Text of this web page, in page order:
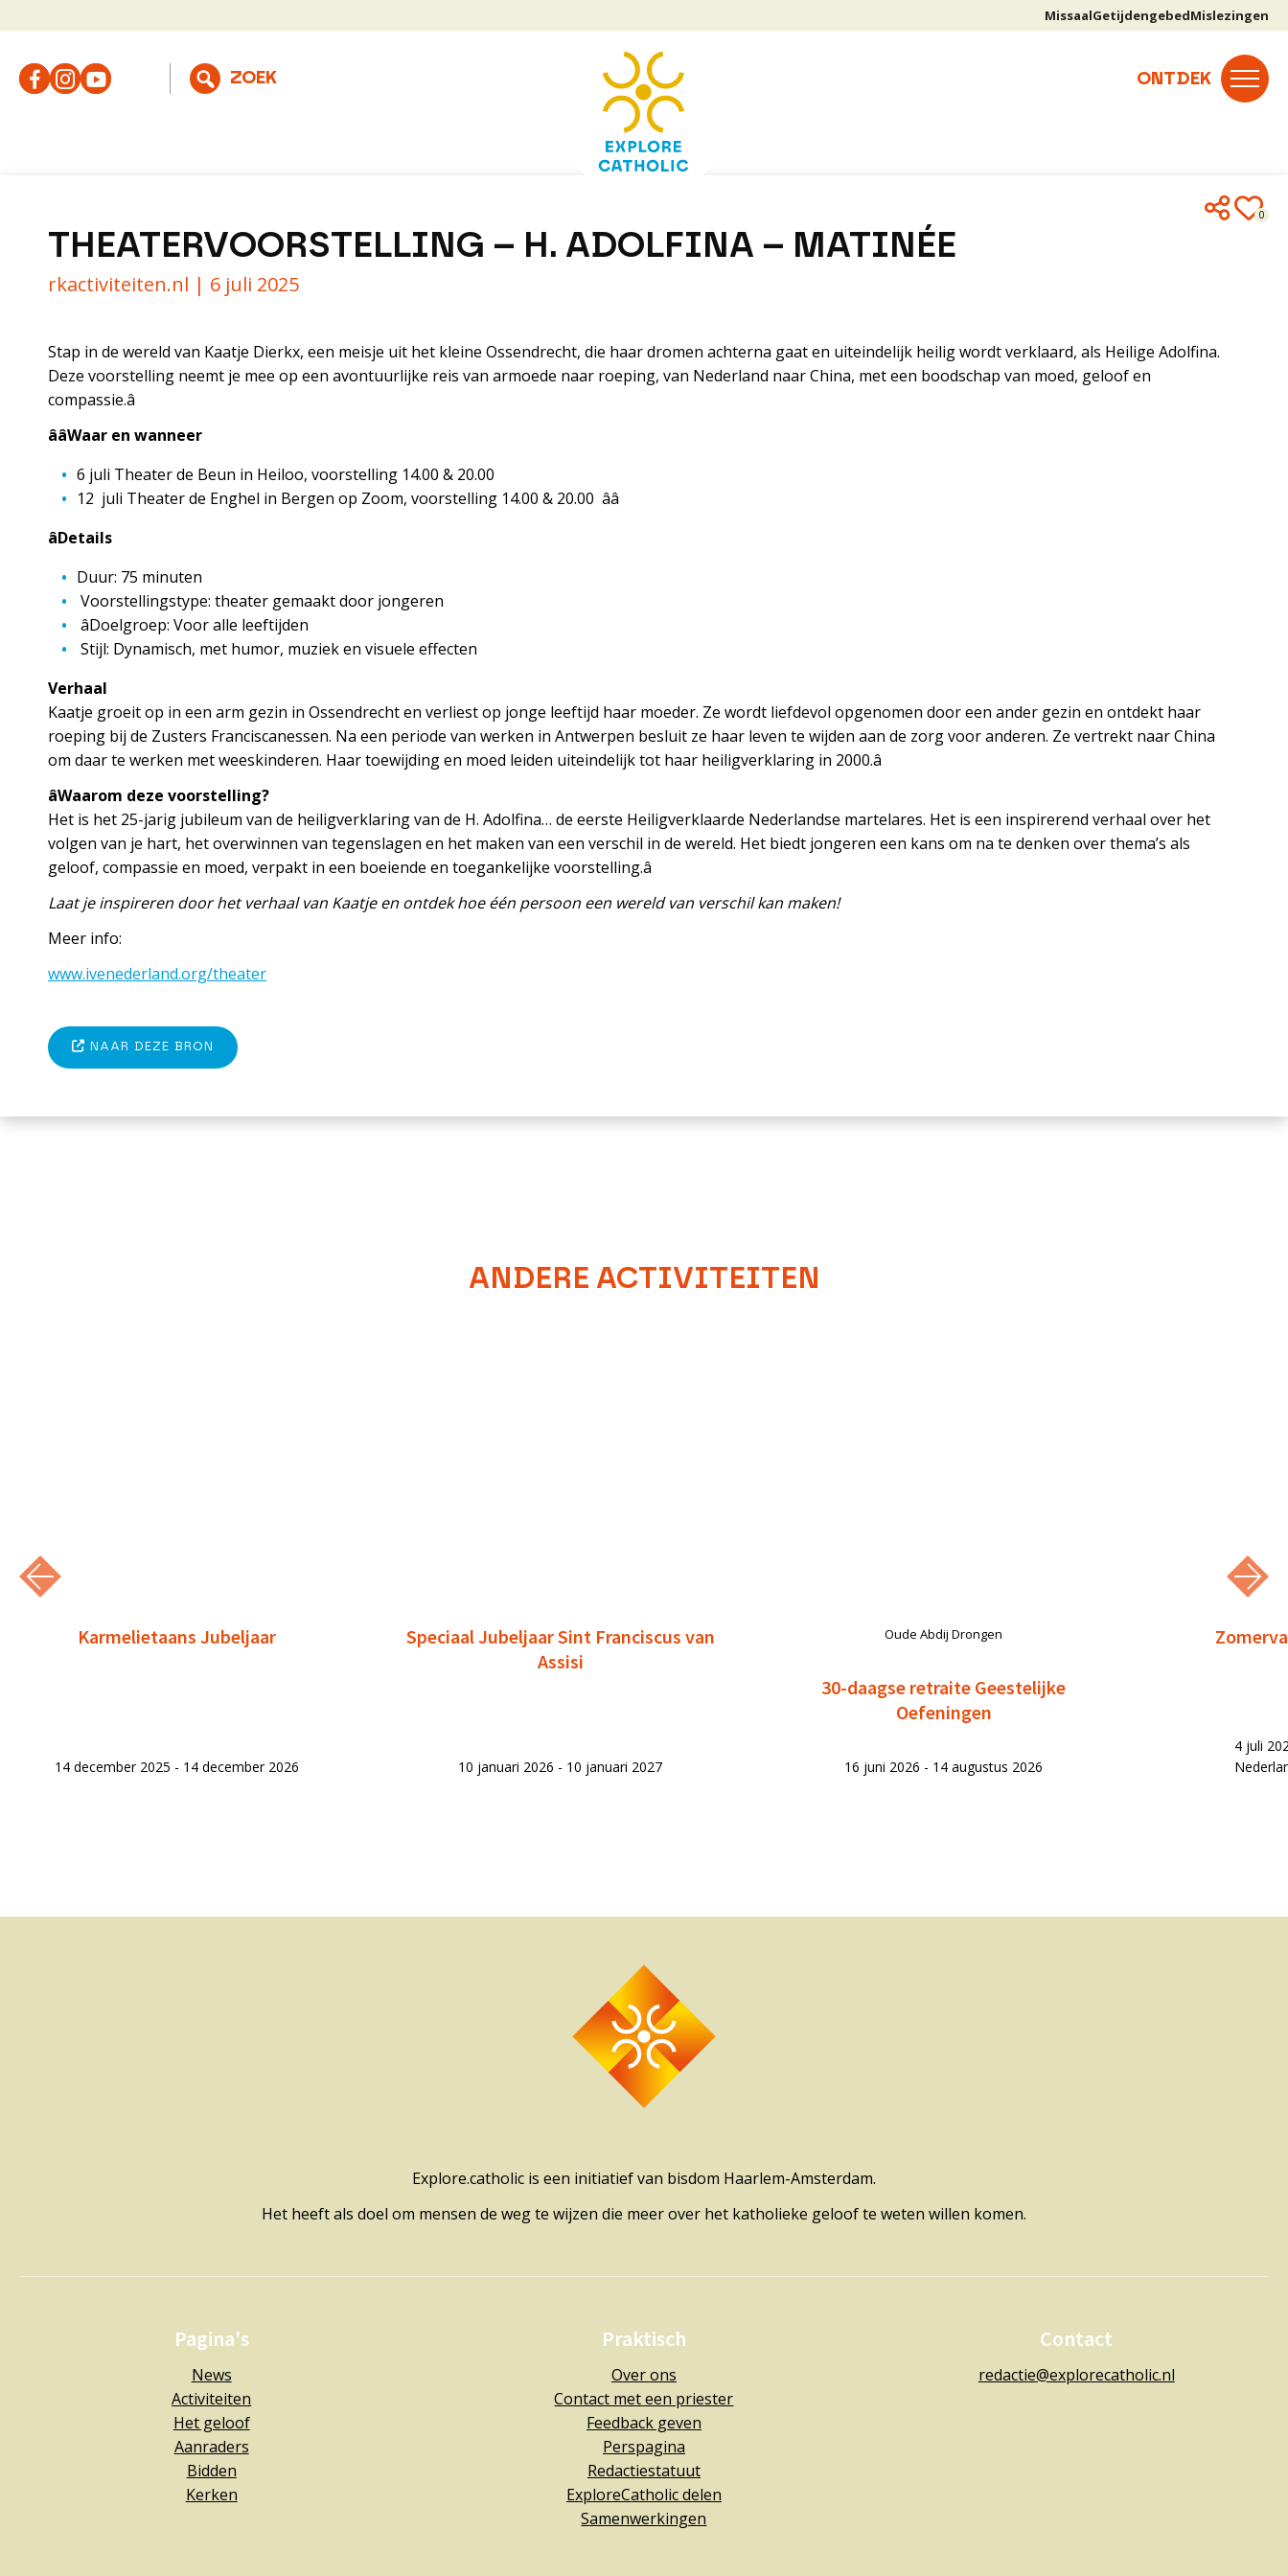
MissaalGetijdengebedMislezingen
0
THEATERVOORSTELLING – H. ADOLFINA – MATINÉE
rkactiviteiten.nl | 6 juli 2025
Stap in de wereld van Kaatje Dierkx, een meisje uit het kleine Ossendrecht, die haar dromen achterna gaat en uiteindelijk heilig wordt verklaard, als Heilige Adolfina.
Deze voorstelling neemt je mee op een avontuurlijke reis van armoede naar roeping, van Nederland naar China, met een boodschap van moed, geloof en
compassie.â
ââWaar en wanneer
6 juli Theater de Beun in Heiloo, voorstelling 14.00 & 20.00
12 juli Theater de Enghel in Bergen op Zoom, voorstelling 14.00 & 20.00 ââ
âDetails
Duur: 75 minuten
Voorstellingstype: theater gemaakt door jongeren
âDoelgroep: Voor alle leeftijden
Stijl: Dynamisch, met humor, muziek en visuele effecten
Verhaal
Kaatje groeit op in een arm gezin in Ossendrecht en verliest op jonge leeftijd haar moeder. Ze wordt liefdevol opgenomen door een ander gezin en ontdekt haar
roeping bij de Zusters Franciscanessen. Na een periode van werken in Antwerpen besluit ze haar leven te wijden aan de zorg voor anderen. Ze vertrekt naar China
om daar te werken met weeskinderen. Haar toewijding en moed leiden uiteindelijk tot haar heiligverklaring in 2000.â
âWaarom deze voorstelling?
Het is het 25-jarig jubileum van de heiligverklaring van de H. Adolfina… de eerste Heiligverklaarde Nederlandse martelares. Het is een inspirerend verhaal over het
volgen van je hart, het overwinnen van tegenslagen en het maken van een verschil in de wereld. Het biedt jongeren een kans om na te denken over thema’s als
geloof, compassie en moed, verpakt in een boeiende en toegankelijke voorstelling.â
Laat je inspireren door het verhaal van Kaatje en ontdek hoe één persoon een wereld van verschil kan maken!
Meer info:
www.ivenederland.org/theater
NAAR DEZE BRON
ANDERE ACTIVITEITEN
Karmelietaans Jubeljaar
14 december 2025 - 14 december 2026
Speciaal Jubeljaar Sint Franciscus van
Assisi
10 januari 2026 - 10 januari 2027
Oude Abdij Drongen
30-daagse retraite Geestelijke
Oefeningen
16 juni 2026 - 14 augustus 2026
4 juli
Explore.catholic is een initiatief van bisdom Haarlem-Amsterdam.
Het heeft als doel om mensen de weg te wijzen die meer over het katholieke geloof te weten willen komen.
Pagina's
News
Activiteiten
Het geloof
Aanraders
Bidden
Kerken
Praktisch
Over ons
Contact met een priester
Feedback geven
Perspagina
Redactiestatuut
ExploreCatholic delen
Samenwerkingen
Contact
redactie@explorecatholic.nl